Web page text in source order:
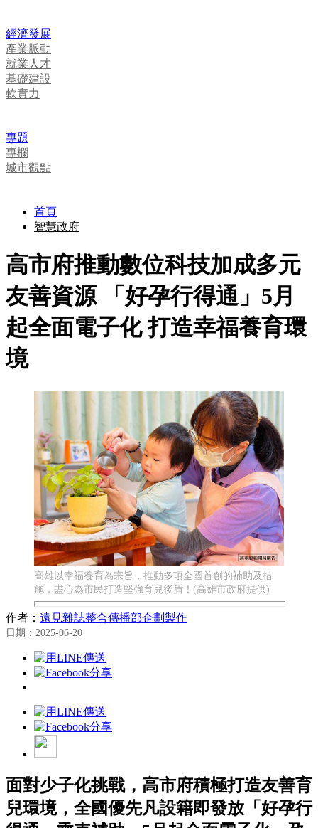
經濟發展
產業脈動
就業人才
基礎建設
軟實力
專題
專欄
城市觀點
首頁
智慧政府
高市府推動數位科技加成多元
友善資源 「好孕行得通」5月
起全面電子化 打造幸福養育環
境
高雄以幸福養育為宗旨，推動多項全國首創的補助及措
施，盡心為市民打造堅強育兒後盾！(高雄市政府提供)
作者： 遠見雜誌整合傳播部企劃製作
日期：2025-06-20
面對少子化挑戰，高市府積極打造友善育
兒環境，全國優先凡設籍即發放「好孕行